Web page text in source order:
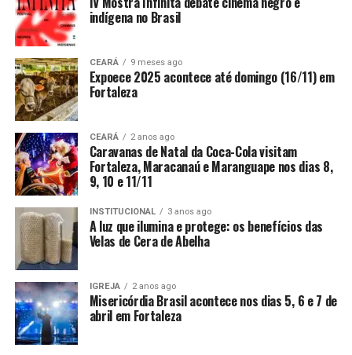
indígena no Brasil
CEARÁ 9 meses ago
Expoece 2025 acontece até domingo (16/11) em
Fortaleza
CEARÁ 2 anos ago
Caravanas de Natal da Coca-Cola visitam
Fortaleza, Maracanaú e Maranguape nos dias 8,
9, 10 e 11/11
INSTITUCIONAL 3 anos ago
A luz que ilumina e protege: os benefícios das
Velas de Cera de Abelha
IGREJA 2 anos ago
Misericórdia Brasil acontece nos dias 5, 6 e 7 de
abril em Fortaleza